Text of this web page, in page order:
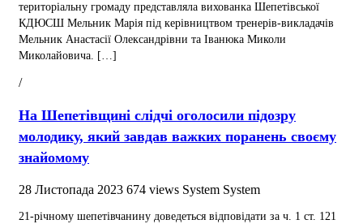
територіальну громаду представляла вихованка Шепетівської
КДЮСШ Мельник Марія під керівництвом тренерів-викладачів
Мельник Анастасії Олександрівни та Іванюка Миколи
Миколайовича. […]
/
На Шепетівщині слідчі оголосили підозру
молодику, який завдав важких поранень своєму
знайомому
28 Листопада 2023 674 views System System
21-річному шепетівчанину доведеться відповідати за ч. 1 ст. 121